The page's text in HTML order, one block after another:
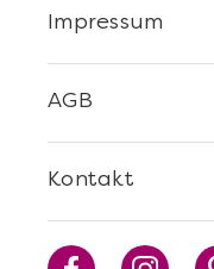
Kontakt
AGB
Impressum